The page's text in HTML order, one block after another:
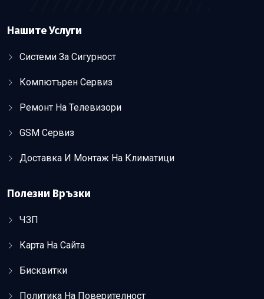
Нашите Услуги
Системи За Сигурност
Компютърен Сервиз
Ремонт На Телевизори
GSM Сервиз
Доставка И Монтаж На Климатици
Полезни Връзки
ЧЗП
Карта На Сайта
Бисквитки
Политика На Поверителност